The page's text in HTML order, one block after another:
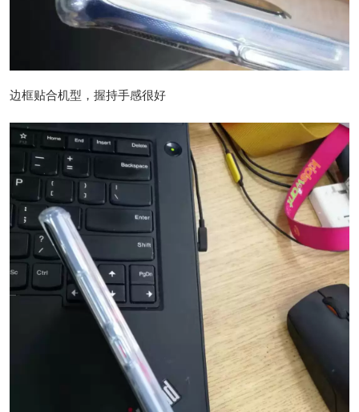
边框贴合机型，握持手感很好